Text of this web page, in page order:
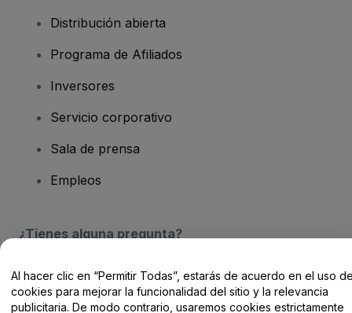
Distribución abierta
Programa de Afiliados
Inversores
Servicio corporativo
Sala de prensa
Empleos
¿Tienes alguna pregunta?
Centro de Ayuda / Contacto
Al hacer clic en “Permitir Todas”, estarás de acuerdo en el uso
cookies para mejorar la funcionalidad del sitio y la relevancia
publicitaria. De modo contrario, usaremos cookies estrictamente